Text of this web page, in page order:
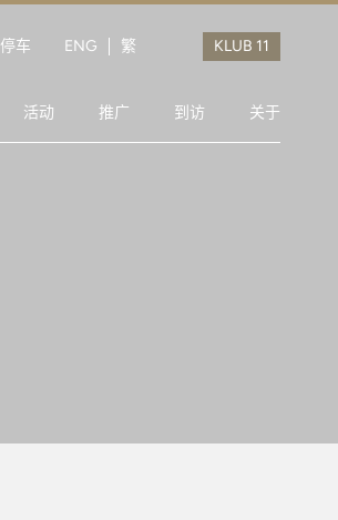
停车 ENG 繁
活动 推广 到访 关于